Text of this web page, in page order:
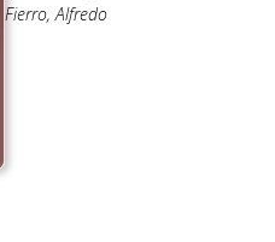
Fierro, Alfredo